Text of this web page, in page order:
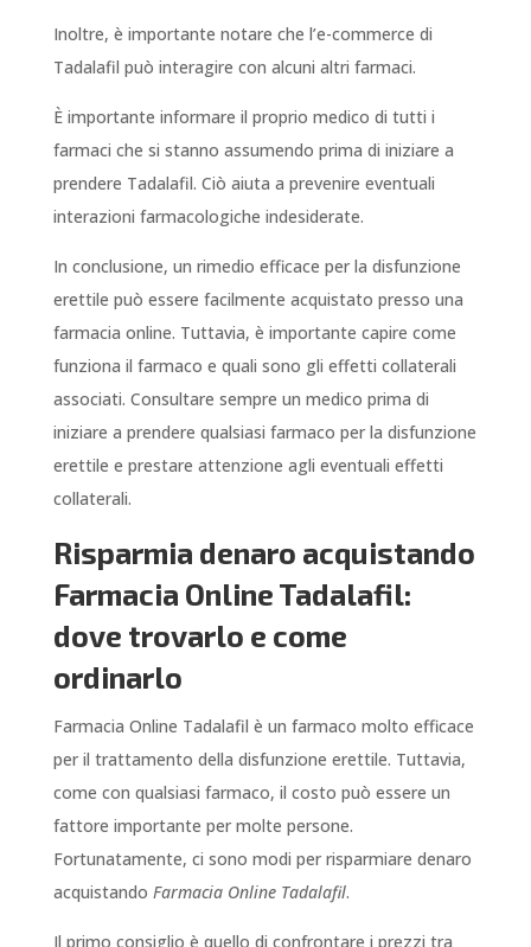
Inoltre, è importante notare che l’e-commerce di
Tadalafil può interagire con alcuni altri farmaci.
È importante informare il proprio medico di tutti i
farmaci che si stanno assumendo prima di iniziare a
prendere Tadalafil. Ciò aiuta a prevenire eventuali
interazioni farmacologiche indesiderate.
In conclusione, un rimedio efficace per la disfunzione
erettile può essere facilmente acquistato presso una
farmacia online. Tuttavia, è importante capire come
funziona il farmaco e quali sono gli effetti collaterali
associati. Consultare sempre un medico prima di
iniziare a prendere qualsiasi farmaco per la disfunzione
erettile e prestare attenzione agli eventuali effetti
collaterali.
Risparmia denaro acquistando
Farmacia Online Tadalafil:
dove trovarlo e come
ordinarlo
Farmacia Online Tadalafil è un farmaco molto efficace
per il trattamento della disfunzione erettile. Tuttavia,
come con qualsiasi farmaco, il costo può essere un
fattore importante per molte persone.
Fortunatamente, ci sono modi per risparmiare denaro
acquistando Farmacia Online Tadalafil.
Il primo consiglio è quello di confrontare i prezzi tra